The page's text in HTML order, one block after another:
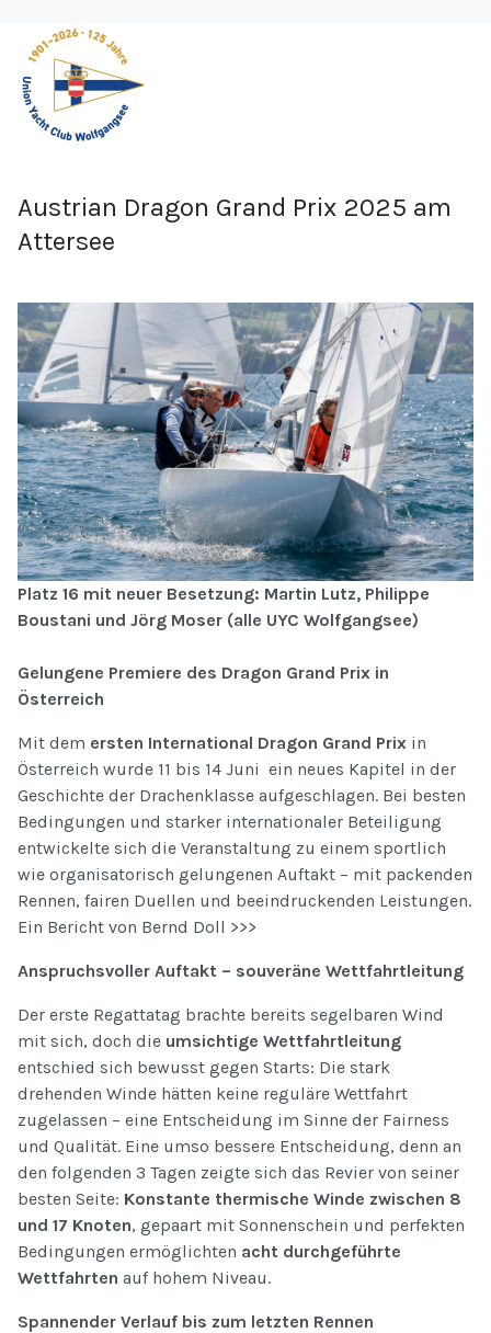
Austrian Dragon Grand Prix 2025 am
Attersee
Platz 16 mit neuer Besetzung: Martin Lutz, Philippe
Boustani und Jörg Moser (alle UYC Wolfgangsee)
Gelungene Premiere des Dragon Grand Prix in
Österreich
Mit dem ersten International Dragon Grand Prix in
Österreich wurde 11 bis 14 Juni ein neues Kapitel in der
Geschichte der Drachenklasse aufgeschlagen. Bei besten
Bedingungen und starker internationaler Beteiligung
entwickelte sich die Veranstaltung zu einem sportlich
wie organisatorisch gelungenen Auftakt – mit packenden
Rennen, fairen Duellen und beeindruckenden Leistungen.
Ein Bericht von Bernd Doll >>>
Anspruchsvoller Auftakt – souveräne Wettfahrtleitung
Der erste Regattatag brachte bereits segelbaren Wind
mit sich, doch die umsichtige Wettfahrtleitung
entschied sich bewusst gegen Starts: Die stark
drehenden Winde hätten keine reguläre Wettfahrt
zugelassen – eine Entscheidung im Sinne der Fairness
und Qualität. Eine umso bessere Entscheidung, denn an
den folgenden 3 Tagen zeigte sich das Revier von seiner
besten Seite: Konstante thermische Winde zwischen 8
und 17 Knoten, gepaart mit Sonnenschein und perfekten
Bedingungen ermöglichten acht durchgeführte
Wettfahrten auf hohem Niveau.
Spannender Verlauf bis zum letzten Rennen